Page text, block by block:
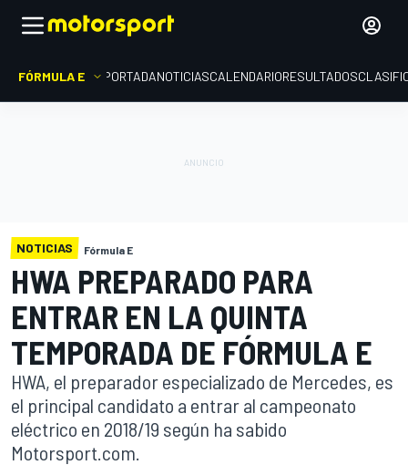
FÓRMULA E PORTADANOTICIASCALENDARIORESULTADOS
NOTICIAS Fórmula E
HWA PREPARADO PARA
ENTRAR EN LA QUINTA
TEMPORADA DE FÓRMULA E
HWA, el preparador especializado de Mercedes, es
el principal candidato a entrar al campeonato
eléctrico en 2018/19 según ha sabido
Motorsport.com.